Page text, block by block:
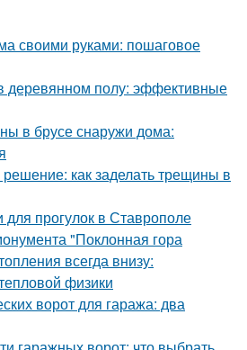
своими руками: пошаговое
деревянном полу: эффективные
в брусе снаружи дома:
как заделать трещины в
для прогулок в Ставрополе
"Поклонная гора
всегда внизу:
физики
ворот для гаража: два